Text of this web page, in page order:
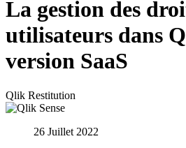
La gestion des
utilisateurs dans
version SaaS
Qlik Restitution
26 Juillet 2022